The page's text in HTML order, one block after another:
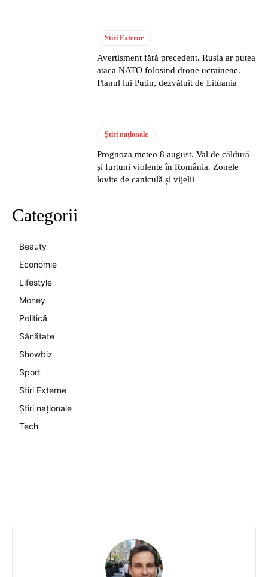
Stiri Externe
Avertisment fără precedent. Rusia ar putea
ataca NATO folosind drone ucrainene.
Planul lui Putin, dezvăluit de Lituania
Știri naționale
Prognoza meteo 8 august. Val de căldură
și furtuni violente în România. Zonele
lovite de caniculă și vijelii
Categorii
Beauty
Economie
Lifestyle
Money
Politică
Sănătate
Showbiz
Sport
Stiri Externe
Știri naționale
Tech